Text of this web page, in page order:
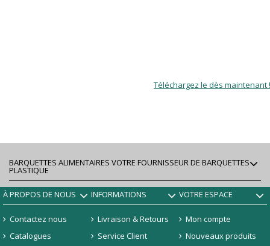
Téléchargez le dès maintenant !
BARQUETTES ALIMENTAIRES VOTRE FOURNISSEUR DE BARQUETTES
PLASTIQUE
À PROPOS DE NOUS
Contactez nous
Catalogues
INFORMATIONS
Livraison & Retours
Service Client
VOTRE ESPACE
Mon compte
Nouveaux produits